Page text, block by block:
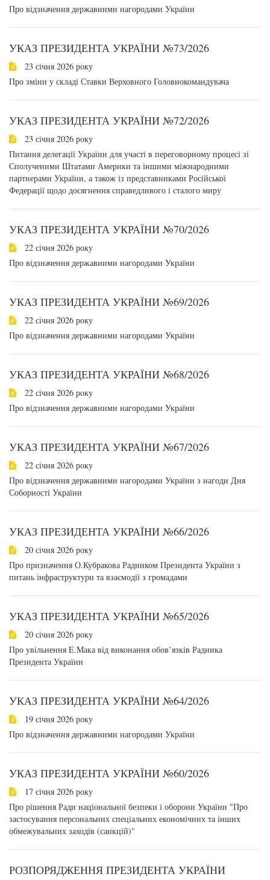
Про відзначення державними нагородами України
УКАЗ ПРЕЗИДЕНТА УКРАЇНИ №73/2026
23 січня 2026 року
Про зміни у складі Ставки Верховного Головнокомандувача
УКАЗ ПРЕЗИДЕНТА УКРАЇНИ №72/2026
23 січня 2026 року
Питання делегації України для участі в переговорному процесі зі
Сполученими Штатами Америки та іншими міжнародними
партнерами України, а також із представниками Російської
Федерації щодо досягнення справедливого і сталого миру
УКАЗ ПРЕЗИДЕНТА УКРАЇНИ №70/2026
22 січня 2026 року
Про відзначення державними нагородами України
УКАЗ ПРЕЗИДЕНТА УКРАЇНИ №69/2026
22 січня 2026 року
Про відзначення державними нагородами України
УКАЗ ПРЕЗИДЕНТА УКРАЇНИ №68/2026
22 січня 2026 року
Про відзначення державними нагородами України
УКАЗ ПРЕЗИДЕНТА УКРАЇНИ №67/2026
22 січня 2026 року
Про відзначення державними нагородами України з нагоди Дня
Соборності України
УКАЗ ПРЕЗИДЕНТА УКРАЇНИ №66/2026
20 січня 2026 року
Про призначення О.Кубракова Радником Президента України з
питань інфраструктури та взаємодії з громадами
УКАЗ ПРЕЗИДЕНТА УКРАЇНИ №65/2026
20 січня 2026 року
Про увільнення E.Мака від виконання обов’язків Радника
Президента України
УКАЗ ПРЕЗИДЕНТА УКРАЇНИ №64/2026
19 січня 2026 року
Про відзначення державними нагородами України
УКАЗ ПРЕЗИДЕНТА УКРАЇНИ №60/2026
17 січня 2026 року
Про рішення Ради національної безпеки і оборони України "Про
застосування персональних спеціальних економічних та інших
обмежувальних заходів (санкцій)"
РОЗПОРЯДЖЕННЯ ПРЕЗИДЕНТА УКРАЇНИ